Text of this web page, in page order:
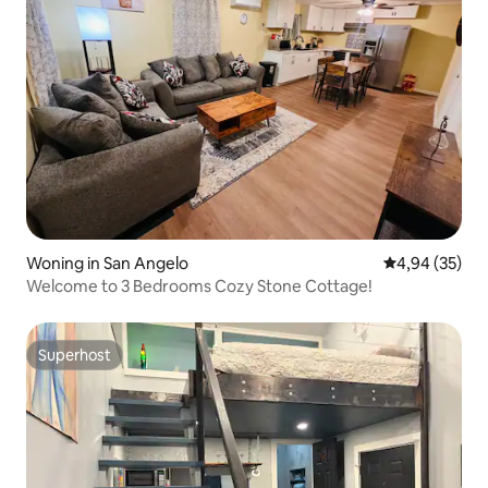
Woning in San Angelo Gemiddelde
4,94 (35)
Welcome to 3 Bedrooms Cozy Stone Cottage!
Superhost
Superhost